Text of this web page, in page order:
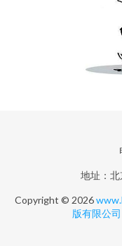
地址：
Copyright © 2026
版有限公司